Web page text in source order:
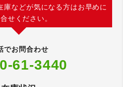
庫などが気になる方はお早めに
せください。
でお問合わせ
61-3440